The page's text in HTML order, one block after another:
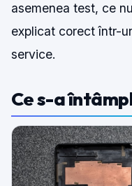
asemenea test, ce
explicat corect într-
service.
Ce s-a